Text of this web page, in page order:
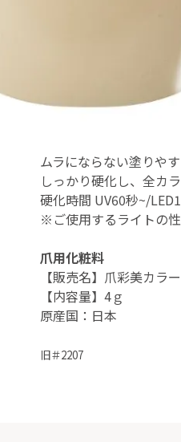
ムラにならない塗りや
しっかり硬化し、全カ
硬化時間 UV60秒~/
※ご使用するライトの
爪用化粧料
【販売名】爪彩美カラ
【内容量】4ｇ
原産国：日本
旧＃2207